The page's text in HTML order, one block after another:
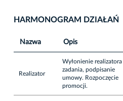
HARMONOGRAM DZIAŁAŃ
Nazwa Opis
Realizator
Wyłonienie realizatora
zadania, podpisanie
umowy. Rozpoczęcie
promocji.